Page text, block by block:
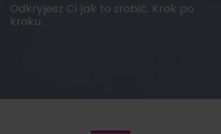
Odkryjesz Ci jak to zrobić. Krok po
kroku.